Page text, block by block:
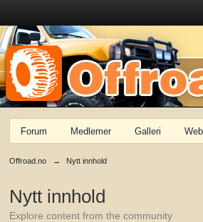
Forum Medlemer Galleri
Offroad.no → Nytt innhold
Nytt innhold
Explore content from the community